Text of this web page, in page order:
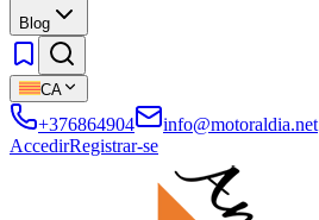
Blog
CA
+376864904
info@motoraldia.net
AccedirRegistrar-se